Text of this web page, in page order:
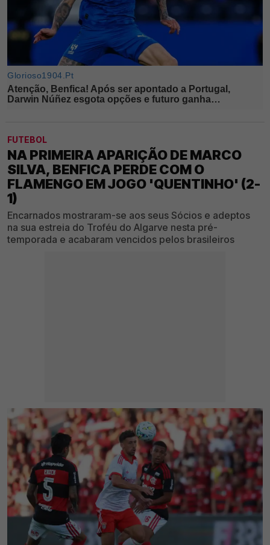
FUTEBOL
NA PRIMEIRA APARIÇÃO DE MARCO
SILVA, BENFICA PERDE COM O
FLAMENGO EM JOGO 'QUENTINHO' (2-
1)
Encarnados mostraram-se aos seus Sócios e adeptos
na sua estreia do Troféu do Algarve nesta pré-
temporada e acabaram vencidos pelos brasileiros